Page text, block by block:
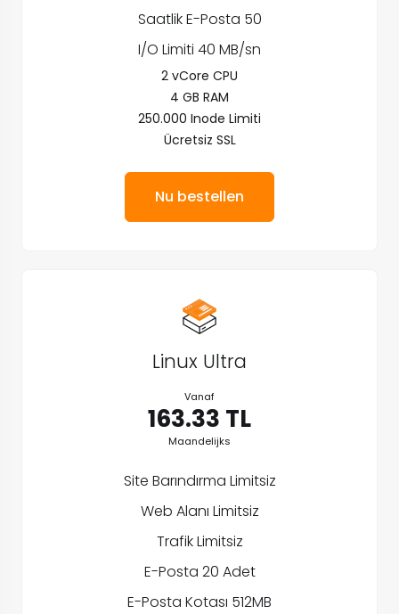
Saatlik E-Posta 50
I/O Limiti 40 MB/sn
2 vCore CPU
4 GB RAM
250.000 Inode Limiti
Ücretsiz SSL
Nu bestellen
Linux Ultra
Vanaf
163.33 TL
Maandelijks
Site Barındırma Limitsiz
Web Alanı Limitsiz
Trafik Limitsiz
E-Posta 20 Adet
E-Posta Kotası 512MB